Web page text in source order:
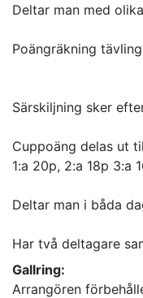
Deltar man med
Poängräkning
Särskiljning sker
Cuppoäng delas ut
1:a 20p, 2:a 18p 3:a
Deltar man i båda
Har två deltagare
Gallring:
Arrangören